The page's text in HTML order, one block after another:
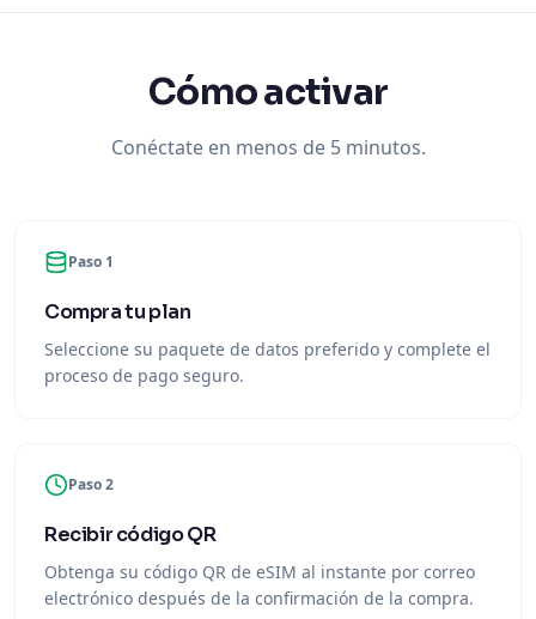
Cómo activar
Conéctate en menos de 5 minutos.
Paso 1
Compra tu plan
Seleccione su paquete de datos preferido y complete el
proceso de pago seguro.
Paso 2
Recibir código QR
Obtenga su código QR de eSIM al instante por correo
electrónico después de la confirmación de la compra.